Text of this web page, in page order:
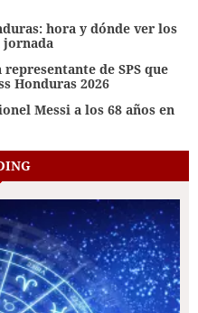
hora y dónde ver los
jornada
de SPS que
Honduras 2026
Messi a los 68 años en